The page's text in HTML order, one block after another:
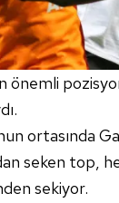
önemli
ortasında
seken top,
sekiyor.